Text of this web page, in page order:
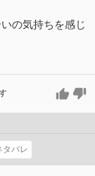
の気持ちを感じ
タバレ